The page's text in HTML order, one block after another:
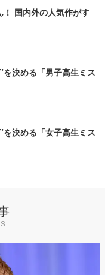
国内外の人気作がす
決める「男子高生ミス
決める「女子高生ミス